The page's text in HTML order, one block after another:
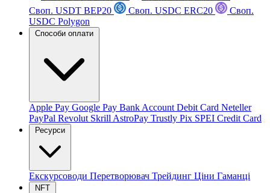
Своп. USDT BEP20
Своп. USDC ERC20
Своп.
USDC Polygon
Способи оплати
Apple Pay Google Pay Bank Account Debit Card Neteller
PayPal Revolut Skrill AstroPay Trustly Pix SPEI Credit Card
Ресурси
Екскурсоводи Перетворювач Трейдинг Ціни Гаманці
NFT